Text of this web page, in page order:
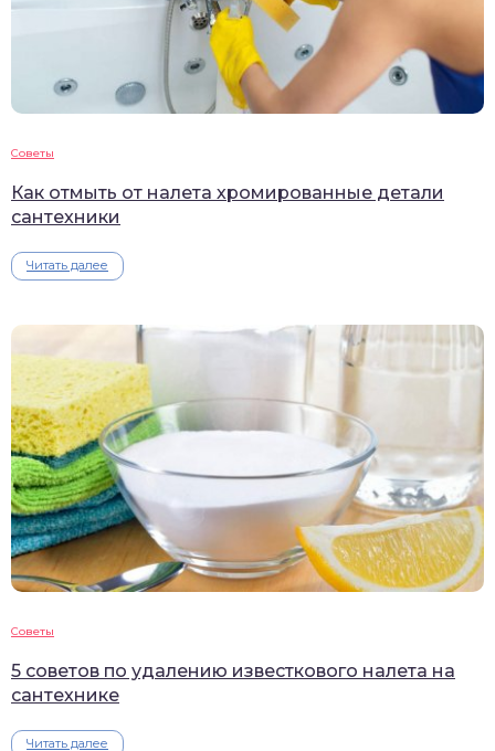
Советы
Как отмыть от налета хромированные детали
сантехники
Читать далее
Советы
5 советов по удалению известкового налета на
сантехнике
Читать далее